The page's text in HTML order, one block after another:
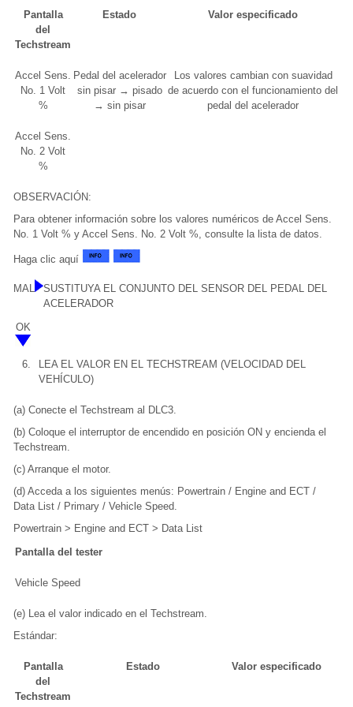
Pantalla
del
Techstream
Estado Valor especificado
Accel Sens.
No. 1 Volt
%
Pedal del acelerador
sin pisar → pisado
→ sin pisar
Los valores cambian con suavidad
de acuerdo con el funcionamiento del
pedal del acelerador
Accel Sens.
No. 2 Volt
%
OBSERVACIÓN:
Para obtener información sobre los valores numéricos de Accel Sens.
No. 1 Volt % y Accel Sens. No. 2 Volt %, consulte la lista de datos.
Haga clic aquí
MAL
SUSTITUYA EL CONJUNTO DEL SENSOR DEL PEDAL DEL
ACELERADOR
OK
6.
LEA EL VALOR EN EL TECHSTREAM (VELOCIDAD DEL
VEHÍCULO)
(a) Conecte el Techstream al DLC3.
(b) Coloque el interruptor de encendido en posición ON y encienda el
Techstream.
(c) Arranque el motor.
(d) Acceda a los siguientes menús: Powertrain / Engine and ECT /
Data List / Primary / Vehicle Speed.
Powertrain > Engine and ECT > Data List
Pantalla del tester
Vehicle Speed
(e) Lea el valor indicado en el Techstream.
Estándar:
Pantalla
del
Techstream
Estado Valor especificado